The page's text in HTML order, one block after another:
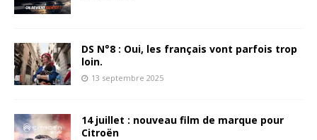
DS N°8 : Oui, les français vont parfois trop
loin.
13 septembre 2025
14 juillet : nouveau film de marque pour
Citroën